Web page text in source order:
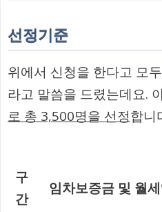
선정기준
위에서 신청을 한다고 모
라고 말씀을 드렸는데요.
로 총 3,500명을 선정합니
구
간
임차보증금 및 월